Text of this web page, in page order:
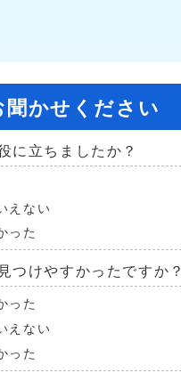
聞かせください
に立ちましたか？
えない
った
つけやすかったですか？
った
えない
った